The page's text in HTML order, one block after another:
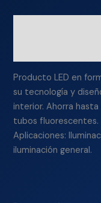
Producto LED en
su tecnología y
interior. Ahorra
tubos fluorescentes.
Aplicaciones:
iluminación general.